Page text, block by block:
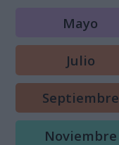
Mayo
Julio
Septiembre
Noviembre